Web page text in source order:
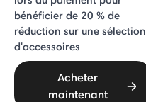
bénéficier de 20 % de
réduction sur une sélection
d'accessoires
Acheter
maintenant